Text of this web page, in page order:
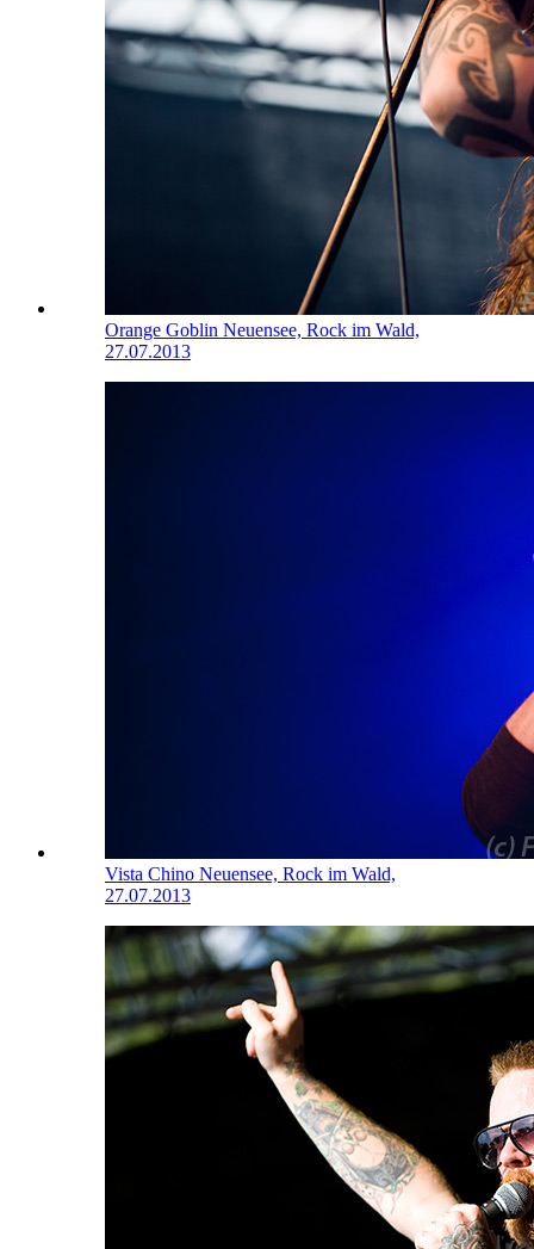
Orange Goblin Neuensee, Rock im Wald,
27.07.2013
Vista Chino Neuensee, Rock im Wald,
27.07.2013